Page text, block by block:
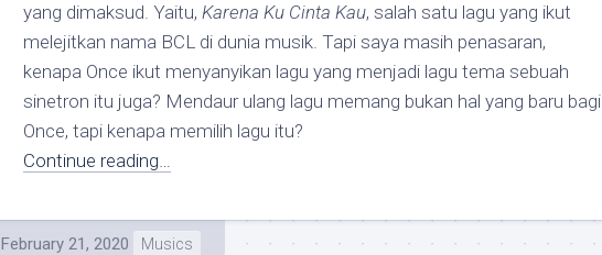
yang dimaksud. Yaitu, Karena Ku Cinta Kau, salah satu lagu yang ikut
melejitkan nama BCL di dunia musik. Tapi saya masih penasaran,
kenapa Once ikut menyanyikan lagu yang menjadi lagu tema sebuah
sinetron itu juga? Mendaur ulang lagu memang bukan hal yang baru bagi
Once, tapi kenapa memilih lagu itu?
Continue reading…
February 21, 2020 Musics